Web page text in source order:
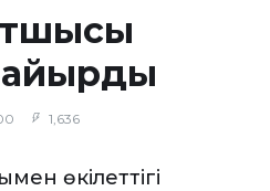
айырды
1,636
өкілеттігі